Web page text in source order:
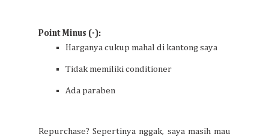
Point Minus (-):
Harganya cukup mahal di kantong saya
Tidak memiliki conditioner
Ada paraben
Repurchase? Sepertinya nggak, saya masih mau